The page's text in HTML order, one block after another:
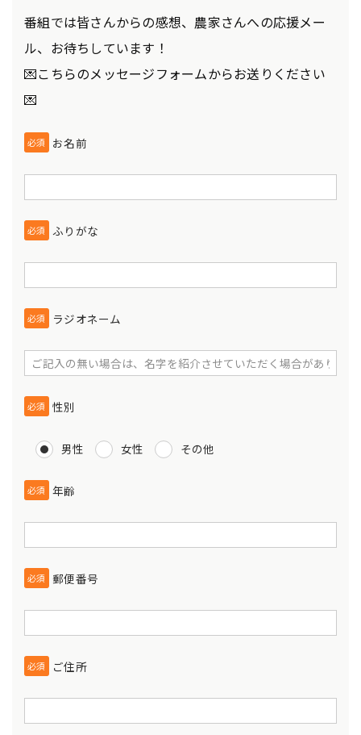
番組では皆さんからの感想、農家さんへの応援メー
ル、お待ちしています！
💌こちらのメッセージフォームからお送りください
💌
必須 お名前
必須 ふりがな
必須 ラジオネーム
必須 性別
男性 女性 その他
必須 年齢
必須 郵便番号
必須 ご住所